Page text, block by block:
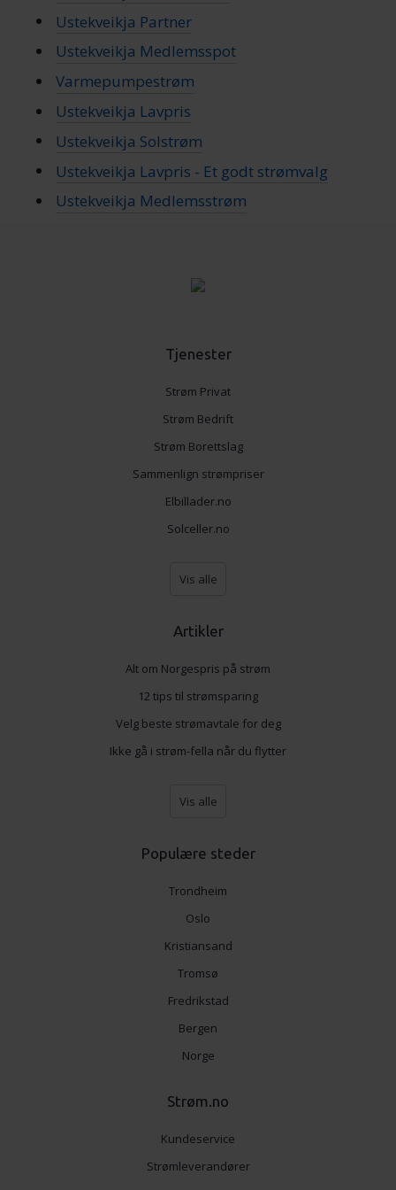
eller som de har samlet inn gjennom din bruk av
tjenestene deres.
Ustekveikja Partner
Ustekveikja Medlemsspot
Varmepumpestrøm
Ustekveikja Lavpris
Ustekveikja Solstrøm
Ustekveikja Lavpris - Et godt strømvalg
Ustekveikja Medlemsstrøm
Tjenester
Strøm Privat
Strøm Bedrift
Strøm Borettslag
Sammenlign strømpriser
Elbillader.no
Solceller.no
Vis alle
Artikler
Alt om Norgespris på strøm
12 tips til strømsparing
Velg beste strømavtale for deg
Ikke gå i strøm-fella når du flytter
Vis alle
Populære steder
Trondheim
Oslo
Kristiansand
Tromsø
Fredrikstad
Bergen
Norge
Strøm.no
Kundeservice
Strømleverandører